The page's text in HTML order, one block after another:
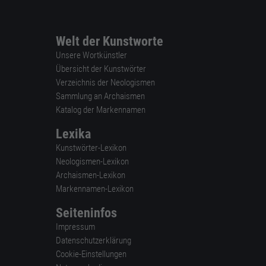
Welt der Kunstworte
Unsere Wortkünstler
Übersicht der Kunstwörter
Verzeichnis der Neologismen
Sammlung an Archaismen
Katalog der Markennamen
Lexika
Kunstwörter-Lexikon
Neologismen-Lexikon
Archaismen-Lexikon
Markennamen-Lexikon
Seiteninfos
Impressum
Datenschutzerklärung
Cookie-Einstellungen